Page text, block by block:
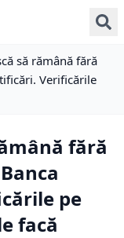
să rămână fără
Verificările
fără
pe
facă